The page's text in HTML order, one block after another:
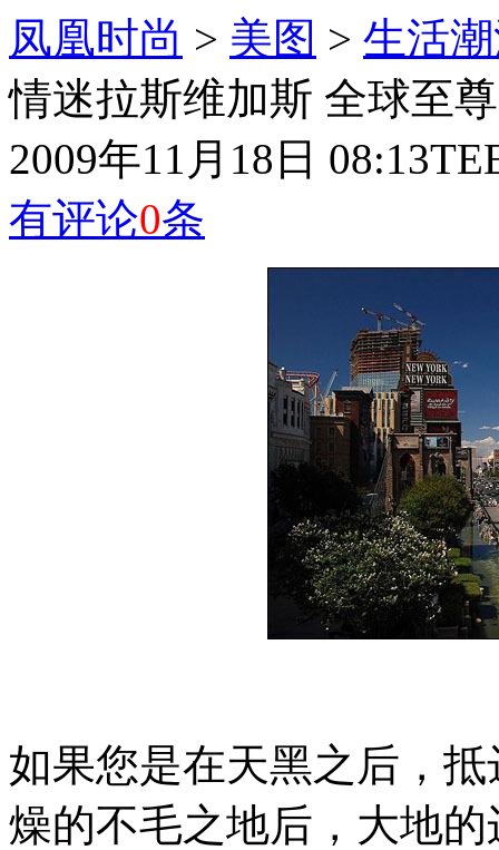
凤凰时尚 > 美图 > 生活
情迷拉斯维加斯 全球至
2009年11月18日 08:13
有评论0条
如果您是在天黑之后，
燥的不毛之地后，大地